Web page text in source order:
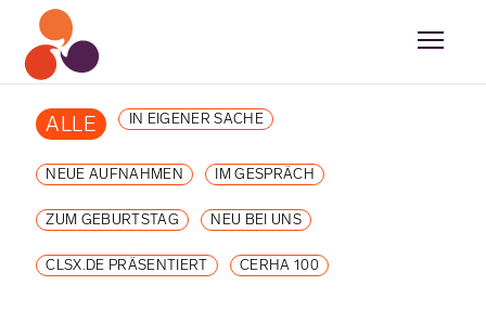
ALLE IN EIGENER SACHE
NEUE AUFNAHMEN IM GESPRÄCH
ZUM GEBURTSTAG NEU BEI UNS
CLSX.DE PRÄSENTIERT CERHA 100